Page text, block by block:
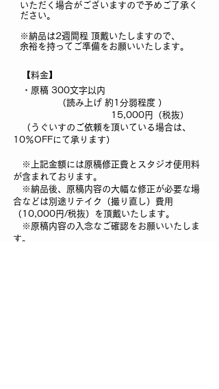
いただく場合がございますので予めご了承く
ださい。
※納品は2週間程 頂戴いたしますので、
余裕を持ってご準備をお願いいたします。
【料金】
・原稿 300文字以内
（読み上げ 約1分弱程度 ）
15,000円（税抜）
（うぐいすのご依頼を頂いている場合は、
10％OFFにて承ります）​
※上記金額には原稿修正費とスタジオ使用料
が含まれております。
※納品後、原稿内容の大幅な修正が必要な場
合などは別途リテイク（撮り直し）費用
（10,000円/税抜）を頂戴いたします。
※原稿内容の入念なご確認をお願いいたしま
す。